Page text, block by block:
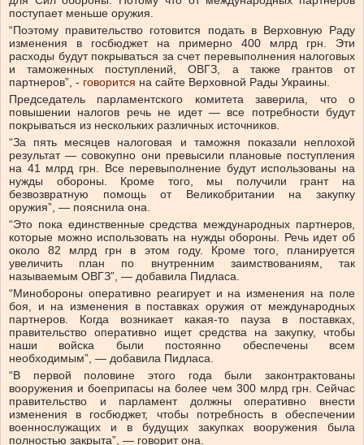
поступает меньше оружия.
“Поэтому правительство готовится подать в Верховную Раду
изменения в госбюджет на примерно 400 млрд грн. Эти
расходы будут покрываться за счет перевыполнения налоговых
и таможенных поступлений, ОВГЗ, а также грантов от
партнеров”, - говорится на сайте Верховной Рады Украины.
Председатель парламентского комитета заверила, что о
повышении налогов речь не идет — все потребности будут
покрываться из нескольких различных источников.
“За пять месяцев налоговая и таможня показали неплохой
результат — совокупно они превысили плановые поступления
на 41 млрд грн. Все перевыполнение будут использованы на
нужды обороны. Кроме того, мы получили грант на
безвозвратную помощь от Великобритании на закупку
оружия”, — пояснила она.
“Это пока единственные средства международных партнеров,
которые можно использовать на нужды обороны. Речь идет об
около 82 млрд грн в этом году. Кроме того, планируется
увеличить план по внутренним заимствованиям, так
называемым ОВГЗ”, — добавила Пидласа.
“Минобороны оперативно реагирует и на изменения на поле
боя, и на изменения в поставках оружия от международных
партнеров. Когда возникает какая-то пауза в поставках,
правительство оперативно ищет средства на закупку, чтобы
наши войска были постоянно обеспечены всем
необходимым”, — добавила Пидласа.
“В первой половине этого года были законтрактованы
вооружения и боеприпасы на более чем 300 млрд грн. Сейчас
правительство и парламент должны оперативно внести
изменения в госбюджет, чтобы потребность в обеспечении
военнослужащих и в будущих закупках вооружения была
полностью закрыта”, — говорит она.